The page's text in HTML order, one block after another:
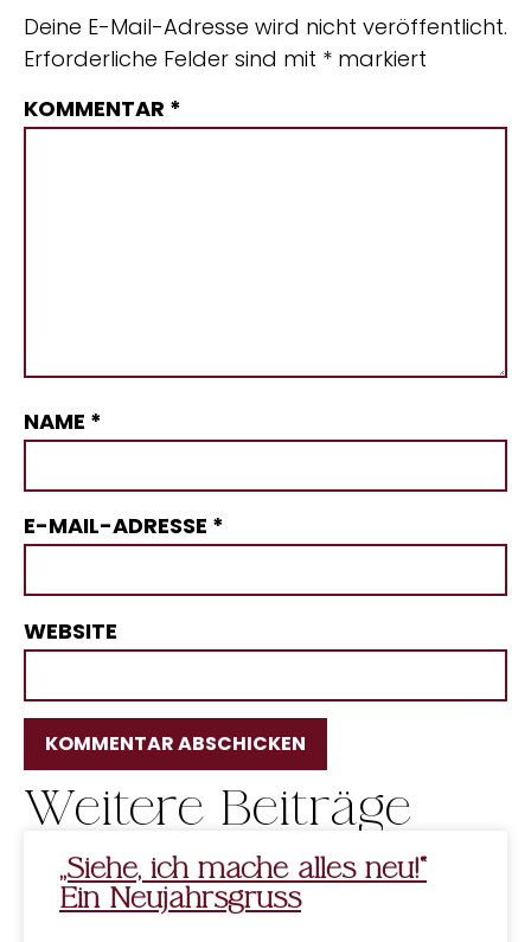
Deine E-Mail-Adresse wird nicht veröffentlicht.
Erforderliche Felder sind mit * markiert
KOMMENTAR *
NAME *
E-MAIL-ADRESSE *
WEBSITE
ALTERNATIVE:
Weitere Beiträge
„Siehe, ich mache alles neu!“
Ein Neujahrsgruss